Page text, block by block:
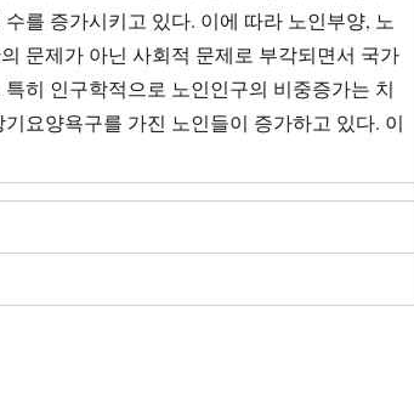
를 증가시키고 있다. 이에 따라 노인부양, 노
문제가 아닌 사회적 문제로 부각되면서 국가
히 인구학적으로 노인인구의 비중증가는 치
요양욕구를 가진 노인들이 증가하고 있다. 이